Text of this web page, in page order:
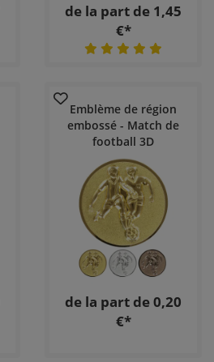
de la part de 1,45
€*
Emblème de région
embossé - Match de
football 3D
de la part de 0,20
€*